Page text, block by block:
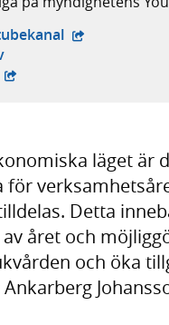
- extern
- extern webbplats,
läget är
för
Detta
året och
och öka